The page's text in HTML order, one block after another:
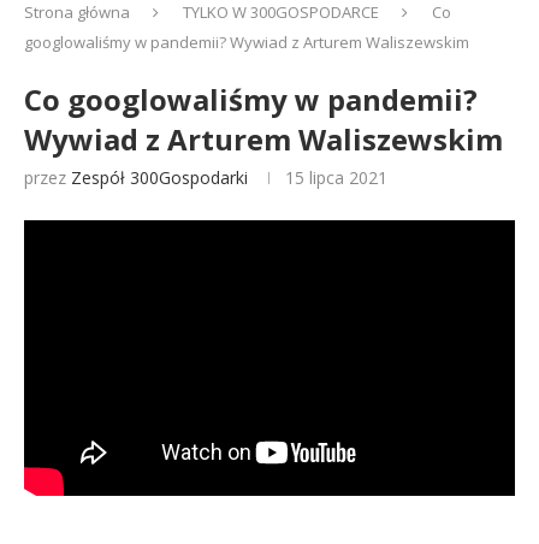
Strona główna TYLKO W 300GOSPODARCE
Co
googlowaliśmy w pandemii? Wywiad z Arturem Waliszewskim
Co googlowaliśmy w pandemii?
Wywiad z Arturem Waliszewskim
przez Zespół 300Gospodarki 15 lipca 2021